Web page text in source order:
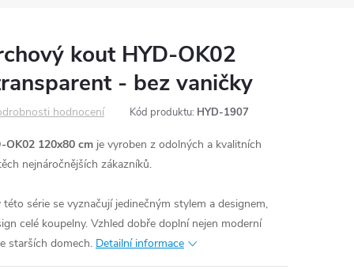
kout HYD-OK02
- bez vaničky
hodnocení Kód produktu: HYD-1907
OK02 120x80 cm je vyroben z odolných a kvalitních
nejnáročnějších zákazníků.
série se vyznačují jedinečným stylem a designem,
celé koupelny. Vzhled dobře doplní nejen moderní
starších domech. Detailní informace